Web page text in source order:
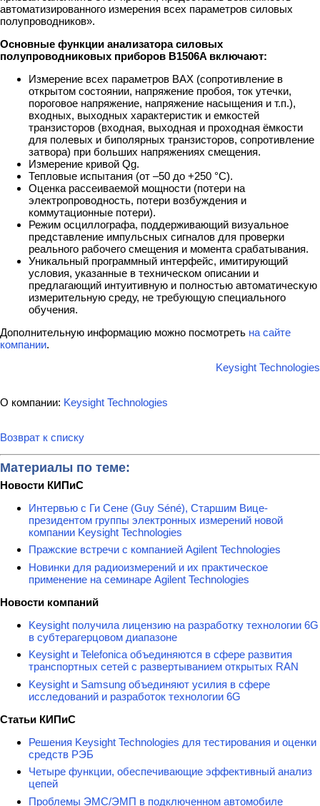
автоматизированного измерения всех параметров силовых
полупроводников».
Основные функции анализатора силовых
полупроводниковых приборов B1506A включают:
Измерение всех параметров ВАХ (сопротивление в
открытом состоянии, напряжение пробоя, ток утечки,
пороговое напряжение, напряжение насыщения и т.п.),
входных, выходных характеристик и емкостей
транзисторов (входная, выходная и проходная ёмкости
для полевых и биполярных транзисторов, сопротивление
затвора) при больших напряжениях смещения.
Измерение кривой Qg.
Тепловые испытания (от –50 до +250 °C).
Оценка рассеиваемой мощности (потери на
электропроводность, потери возбуждения и
коммутационные потери).
Режим осциллографа, поддерживающий визуальное
представление импульсных сигналов для проверки
реального рабочего смещения и момента срабатывания.
Уникальный программный интерфейс, имитирующий
условия, указанные в техническом описании и
предлагающий интуитивную и полностью автоматическую
измерительную среду, не требующую специального
обучения.
Дополнительную информацию можно посмотреть на сайте
компании.
Keysight Technologies
О компании: Keysight Technologies
Возврат к списку
Материалы по теме:
Новости КИПиС
Интервью с Ги Сене (Guy Séné), Старшим Вице-
президентом группы электронных измерений новой
компании Keysight Technologies
Пражские встречи с компанией Agilent Technologies
Новинки для радиоизмерений и их практическое
применение на семинаре Agilent Technologies
Новости компаний
Keysight получила лицензию на разработку технологии 6G
в субтерагерцовом диапазоне
Keysight и Telefonica объединяются в сфере развития
транспортных сетей с развертыванием открытых RAN
Keysight и Samsung объединяют усилия в сфере
исследований и разработок технологии 6G
Статьи КИПиС
Решения Keysight Technologies для тестирования и оценки
средств РЭБ
Четыре функции, обеспечивающие эффективный анализ
цепей
Проблемы ЭМС/ЭМП в подключенном автомобиле